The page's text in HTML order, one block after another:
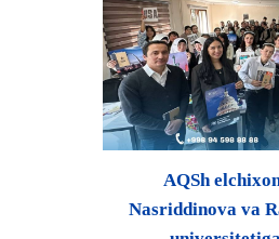
AQSh
Nasriddinova va